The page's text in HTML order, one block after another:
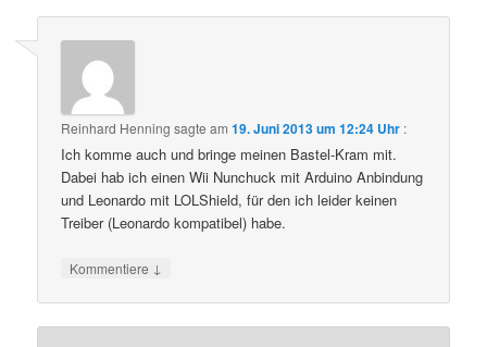
Reinhard Henning sagte am19. Juni 2013 um 12:24 Uhr :
Ich komme auch und bringe meinen Bastel-Kram mit.
Dabei hab ich einen Wii Nunchuck mit Arduino Anbindung
und Leonardo mit LOLShield, für den ich leider keinen
Treiber (Leonardo kompatibel) habe.
Kommentiere ↓